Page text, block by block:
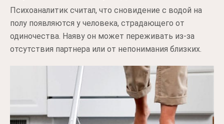
Психоаналитик считал, что сновидение с водой на
полу появляются у человека, страдающего от
одиночества. Наяву он может переживать из-за
отсутствия партнера или от непонимания близких.